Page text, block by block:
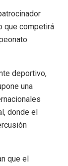
que competirá
deportivo,
una
donde el
que el